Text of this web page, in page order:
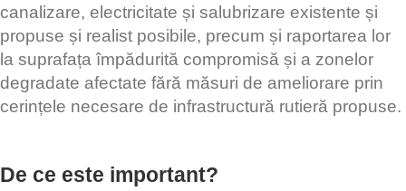
canalizare, electricitate și salubrizare existente și
propuse și realist posibile, precum și raportarea lor
la suprafața împădurită compromisă și a zonelor
degradate afectate fără măsuri de ameliorare prin
cerințele necesare de infrastructură rutieră propuse.
De ce este important?